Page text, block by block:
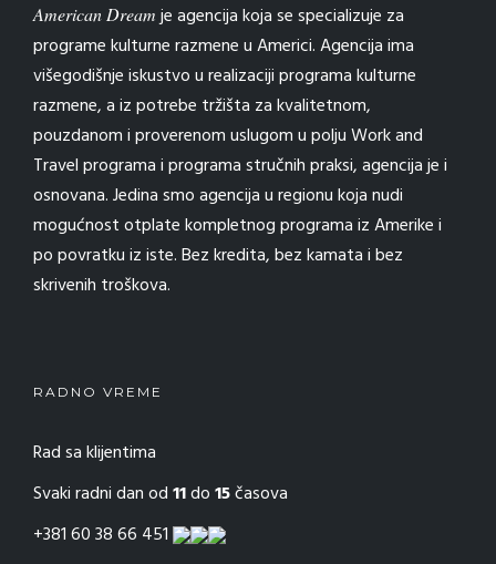
American Dreamje agencija koja se specializuje za
programe kulturne razmene u Americi. Agencija ima
višegodišnje iskustvo u realizaciji programa kulturne
razmene, a iz potrebe tržišta za kvalitetnom,
pouzdanom i proverenom uslugom u polju Work and
Travel programa i programa stručnih praksi, agencija je i
osnovana. Jedina smo agencija u regionu koja nudi
mogućnost otplate kompletnog programa iz Amerike i
po povratku iz iste. Bez kredita, bez kamata i bez
skrivenih troškova.
RADNO VREME
Rad sa klijentima
Svaki radni dan od11do15časova
+381 60 38 66 451